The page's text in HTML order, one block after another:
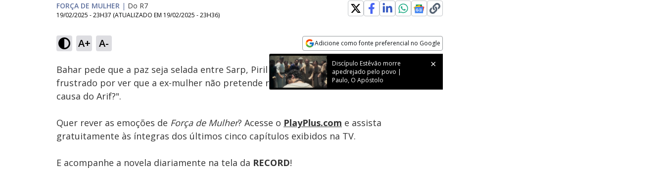
FORÇA DE MULHER | Do R7
19/02/2025 - 23H37 (ATUALIZADO EM 19/02/2025 - 23H36)
A+ A- Adicione como fonte preferencial no Google
Opens in new window
Discípulo Estêvão morre
apedrejado pelo povo |
Paulo, O Apóstolo
Ativar
Som
Velocidade
Bahar pede que a paz seja selada entre Sarp, Piril e ela. O pai de Nisan e Doruk fica
frustrado por ver que a ex-mulher não pretende reatar com ele, e a questiona: "É por
causa do Arif?".
Quer rever as emoções de Força de Mulher? Acesse o PlayPlus.com e assista
gratuitamente às íntegras dos últimos cinco capítulos exibidos na TV.
E acompanhe a novela diariamente na tela da RECORD!